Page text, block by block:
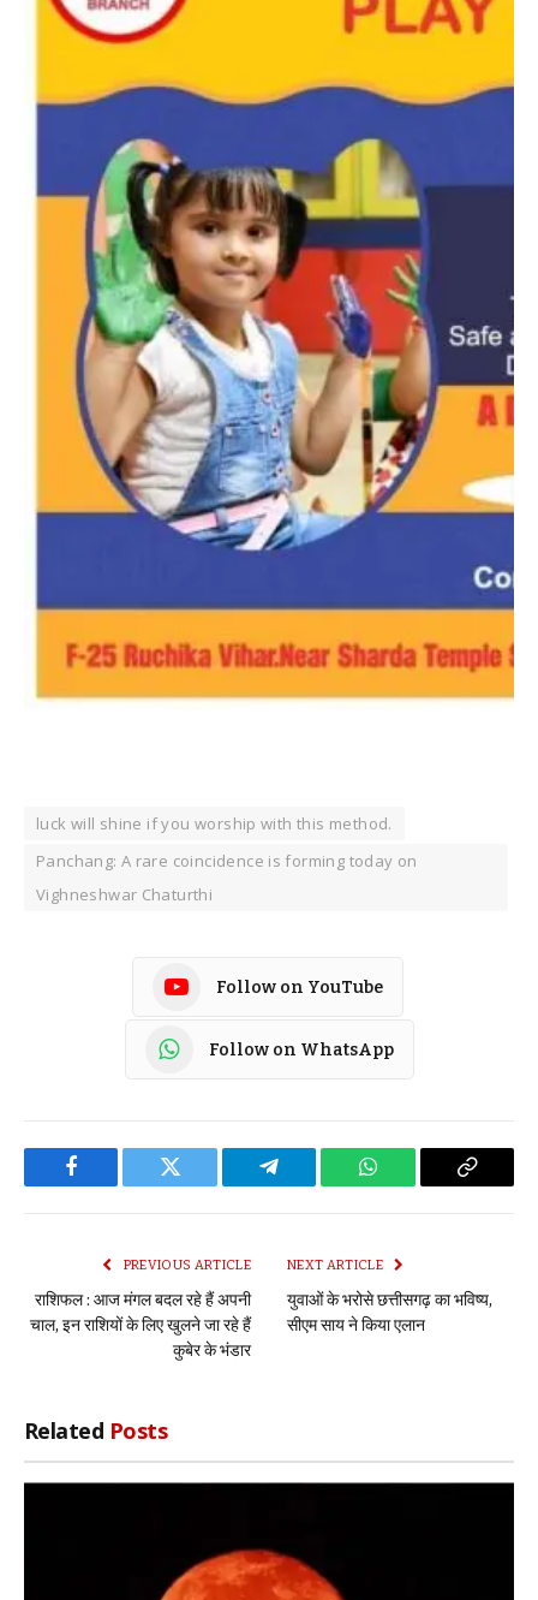
luck will shine if you worship with this method.
Panchang: A rare coincidence is forming today on
Vighneshwar Chaturthi
Follow on YouTube
Follow on WhatsApp
Facebook Twitter Telegram WhatsApp Copy
PREVIOUS ARTICLE
राशिफल : आज मंगल बदल रहे हैं अपनी
चाल, इन राशियों के लिए खुलने जा रहे हैं
कुबेर के भंडार
NEXT ARTICLE
युवाओं के भरोसे छत्तीसगढ़ का भविष्य,
सीएम साय ने किया एलान
Related Posts